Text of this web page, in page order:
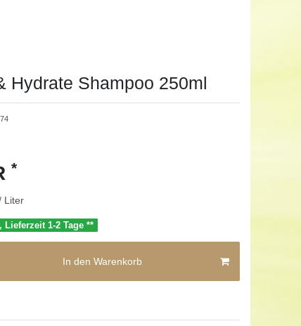
Hydrate Shampoo 250ml
*
Liter
1-2 Tage **
In den Warenkorb